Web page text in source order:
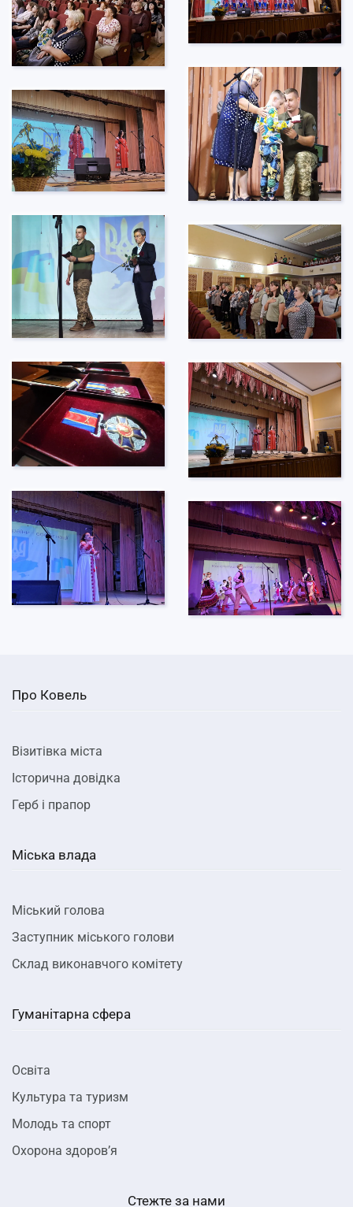
Про Ковель
Візитівка міста
Історична довідка
Герб і прапор
Міська влада
Міський голова
Заступник міського голови
Склад виконавчого комітету
Гуманітарна сфера
Освіта
Культура та туризм
Молодь та спорт
Охорона здоров’я
Стежте за нами